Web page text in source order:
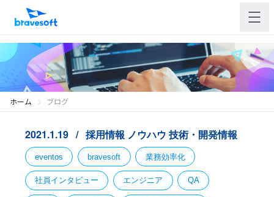
ホーム ブログ
2021.1.19 採用情報 ノウハウ 技術・開発情報
eventos bravesoft 業務効率化
社員インタビュー エンジニア QA